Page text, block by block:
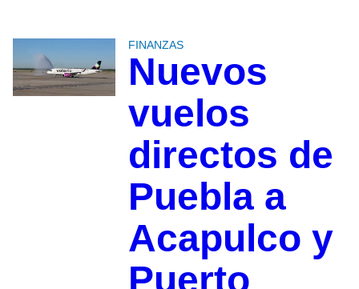
FINANZAS
Nuevos
vuelos
directos de
Puebla a
Acapulco y
Puerto